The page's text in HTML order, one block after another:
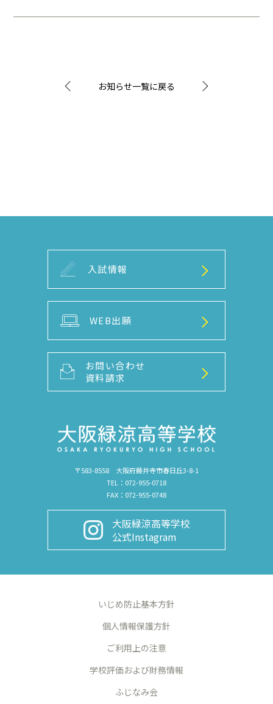
お知らせ一覧に戻る
〒583-8558 大阪府藤井寺市春日丘3-8-1
TEL：072-955-0718
FAX：072-955-0748
大阪緑涼高等学校
公式Instagram
入試情報
WEB出願
お問い合わせ
資料請求
いじめ防止基本方針
個人情報保護方針
ご利用上の注意
学校評価および財務情報
ふじなみ会